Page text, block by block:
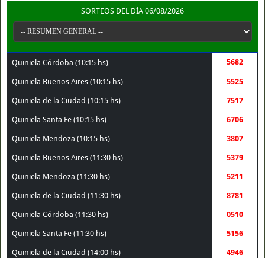
SORTEOS DEL DÍA 06/08/2026
Quiniela Córdoba (10:15 hs) 5682
Quiniela Buenos Aires (10:15 hs) 5525
Quiniela de la Ciudad (10:15 hs) 7517
Quiniela Santa Fe (10:15 hs) 6706
Quiniela Mendoza (10:15 hs) 3807
Quiniela Buenos Aires (11:30 hs) 5379
Quiniela Mendoza (11:30 hs) 5211
Quiniela de la Ciudad (11:30 hs) 8781
Quiniela Córdoba (11:30 hs) 0510
Quiniela Santa Fe (11:30 hs) 5156
Quiniela de la Ciudad (14:00 hs) 4946